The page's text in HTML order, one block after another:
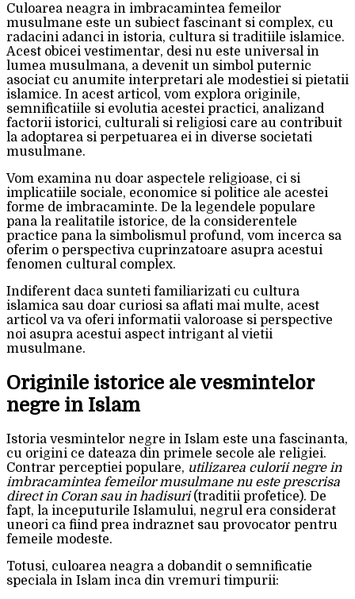
Culoarea neagra in imbracamintea femeilor
musulmane este un subiect fascinant si complex, cu
radacini adanci in istoria, cultura si traditiile islamice.
Acest obicei vestimentar, desi nu este universal in
lumea musulmana, a devenit un simbol puternic
asociat cu anumite interpretari ale modestiei si pietatii
islamice. In acest articol, vom explora originile,
semnificatiile si evolutia acestei practici, analizand
factorii istorici, culturali si religiosi care au contribuit
la adoptarea si perpetuarea ei in diverse societati
musulmane.
Vom examina nu doar aspectele religioase, ci si
implicatiile sociale, economice si politice ale acestei
forme de imbracaminte. De la legendele populare
pana la realitatile istorice, de la considerentele
practice pana la simbolismul profund, vom incerca sa
oferim o perspectiva cuprinzatoare asupra acestui
fenomen cultural complex.
Indiferent daca sunteti familiarizati cu cultura
islamica sau doar curiosi sa aflati mai multe, acest
articol va va oferi informatii valoroase si perspective
noi asupra acestui aspect intrigant al vietii
musulmane.
Originile istorice ale vesmintelor
negre in Islam
Istoria vesmintelor negre in Islam este una fascinanta,
cu origini ce dateaza din primele secole ale religiei.
Contrar perceptiei populare, utilizarea culorii negre in
imbracamintea femeilor musulmane nu este prescrisa
direct in Coran sau in hadisuri(traditii profetice). De
fapt, la inceputurile Islamului, negrul era considerat
uneori ca fiind prea indraznet sau provocator pentru
femeile modeste.
Totusi, culoarea neagra a dobandit o semnificatie
speciala in Islam inca din vremuri timpurii: